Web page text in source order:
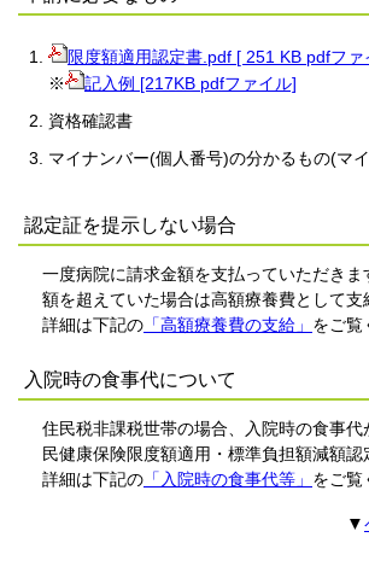
限度額適用認定書.pdf [ 251 KB pdfファ
※
記入例 [217KB pdfファイル]
資格確認書
マイナンバー(個人番号)の分かるもの(マ
認定証を提示しない場合
一度病院に請求金額を支払っていただき
額を超えていた場合は高額療養費として支
詳細は下記の 「高額療養費の支給」 をご覧
入院時の食事代について
住民税非課税世帯の場合、入院時の食事代
民健康保険限度額適用・標準負担額減額認
詳細は下記の 「入院時の食事代等」 をご覧
▼